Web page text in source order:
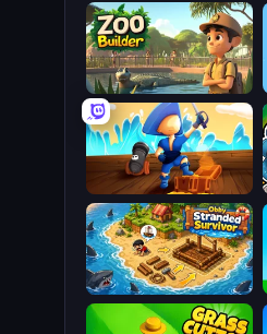
Zoo Builder
Captains Idle
Obby Stranded Survivor